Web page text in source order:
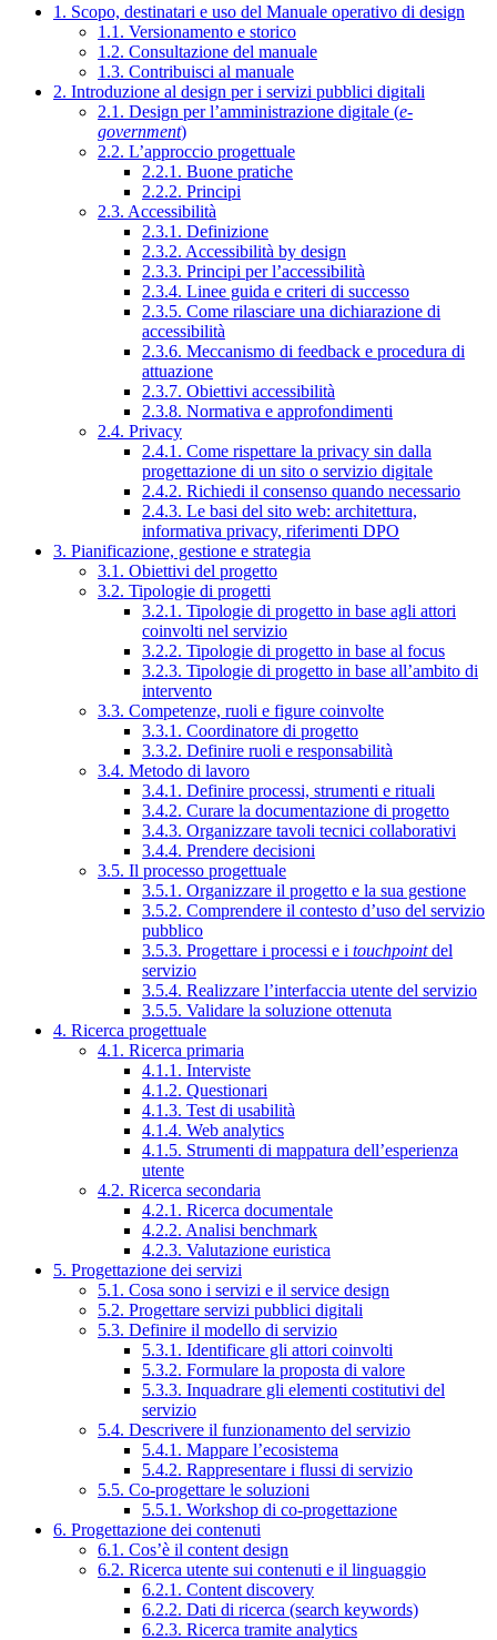
1. Scopo, destinatari e uso del Manuale operativo di design
1.1. Versionamento e storico
1.2. Consultazione del manuale
1.3. Contribuisci al manuale
2. Introduzione al design per i servizi pubblici digitali
2.1. Design per l’amministrazione digitale (e-
government)
2.2. L’approccio progettuale
2.2.1. Buone pratiche
2.2.2. Principi
2.3. Accessibilità
2.3.1. Definizione
2.3.2. Accessibilità by design
2.3.3. Principi per l’accessibilità
2.3.4. Linee guida e criteri di successo
2.3.5. Come rilasciare una dichiarazione di
accessibilità
2.3.6. Meccanismo di feedback e procedura di
attuazione
2.3.7. Obiettivi accessibilità
2.3.8. Normativa e approfondimenti
2.4. Privacy
2.4.1. Come rispettare la privacy sin dalla
progettazione di un sito o servizio digitale
2.4.2. Richiedi il consenso quando necessario
2.4.3. Le basi del sito web: architettura,
informativa privacy, riferimenti DPO
3. Pianificazione, gestione e strategia
3.1. Obiettivi del progetto
3.2. Tipologie di progetti
3.2.1. Tipologie di progetto in base agli attori
coinvolti nel servizio
3.2.2. Tipologie di progetto in base al focus
3.2.3. Tipologie di progetto in base all’ambito di
intervento
3.3. Competenze, ruoli e figure coinvolte
3.3.1. Coordinatore di progetto
3.3.2. Definire ruoli e responsabilità
3.4. Metodo di lavoro
3.4.1. Definire processi, strumenti e rituali
3.4.2. Curare la documentazione di progetto
3.4.3. Organizzare tavoli tecnici collaborativi
3.4.4. Prendere decisioni
3.5. Il processo progettuale
3.5.1. Organizzare il progetto e la sua gestione
3.5.2. Comprendere il contesto d’uso del servizio
pubblico
3.5.3. Progettare i processi e i touchpointdel
servizio
3.5.4. Realizzare l’interfaccia utente del servizio
3.5.5. Validare la soluzione ottenuta
4. Ricerca progettuale
4.1. Ricerca primaria
4.1.1. Interviste
4.1.2. Questionari
4.1.3. Test di usabilità
4.1.4. Web analytics
4.1.5. Strumenti di mappatura dell’esperienza
utente
4.2. Ricerca secondaria
4.2.1. Ricerca documentale
4.2.2. Analisi benchmark
4.2.3. Valutazione euristica
5. Progettazione dei servizi
5.1. Cosa sono i servizi e il service design
5.2. Progettare servizi pubblici digitali
5.3. Definire il modello di servizio
5.3.1. Identificare gli attori coinvolti
5.3.2. Formulare la proposta di valore
5.3.3. Inquadrare gli elementi costitutivi del
servizio
5.4. Descrivere il funzionamento del servizio
5.4.1. Mappare l’ecosistema
5.4.2. Rappresentare i flussi di servizio
5.5. Co-progettare le soluzioni
5.5.1. Workshop di co-progettazione
6. Progettazione dei contenuti
6.1. Cos’è il content design
6.2. Ricerca utente sui contenuti e il linguaggio
6.2.1. Content discovery
6.2.2. Dati di ricerca (search keywords)
6.2.3. Ricerca tramite analytics